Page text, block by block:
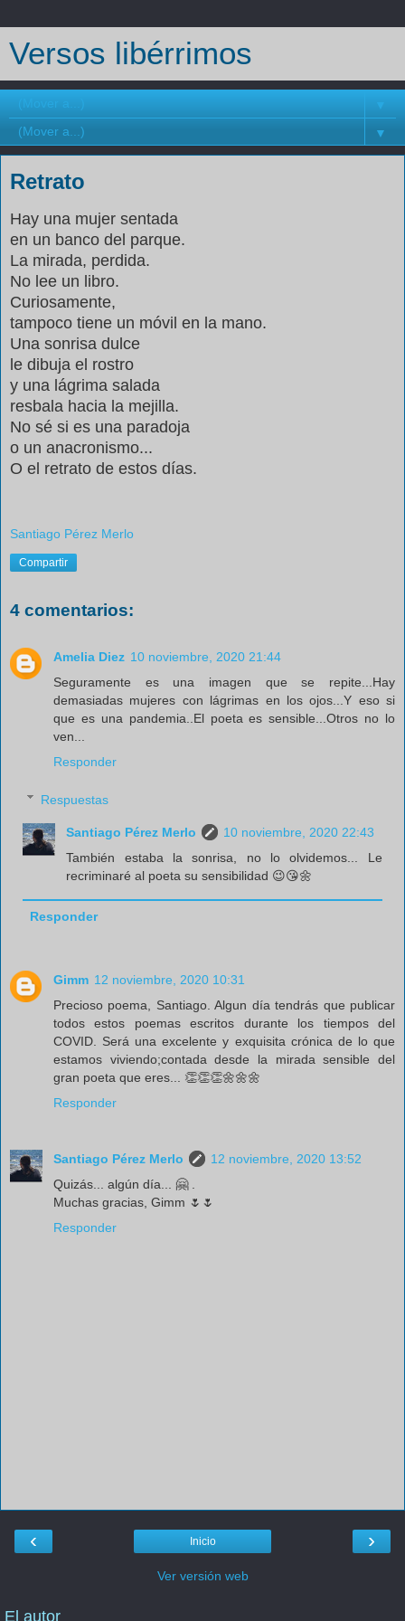
Versos libérrimos
▼
▼
Retrato
Hay una mujer sentada
en un banco del parque.
La mirada, perdida.
No lee un libro.
Curiosamente,
tampoco tiene un móvil en la mano.
Una sonrisa dulce
le dibuja el rostro
y una lágrima salada
resbala hacia la mejilla.
No sé si es una paradoja
o un anacronismo...
O el retrato de estos días.
Santiago Pérez Merlo
Compartir
4 comentarios:
Amelia Diez 10 noviembre, 2020 21:44
Seguramente es una imagen que se repite...Hay
demasiadas mujeres con lágrimas en los ojos...Y eso si
que es una pandemia..El poeta es sensible...Otros no lo
ven...
Responder
Respuestas
Santiago Pérez Merlo
10 noviembre, 2020 22:43
También estaba la sonrisa, no lo olvidemos... Le
recriminaré al poeta su sensibilidad 😉😘🌼
Responder
Gimm 12 noviembre, 2020 10:31
Precioso poema, Santiago. Algun día tendrás que publicar
todos estos poemas escritos durante los tiempos del
COVID. Será una excelente y exquisita crónica de lo que
estamos viviendo;contada desde la mirada sensible del
gran poeta que eres... 👏👏👏🌼🌼🌼
Responder
Santiago Pérez Merlo
12 noviembre, 2020 13:52
Quizás... algún día... 🤗 .
Muchas gracias, Gimm 🌷🌷
Responder
‹ ›
Inicio
Ver versión web
El autor